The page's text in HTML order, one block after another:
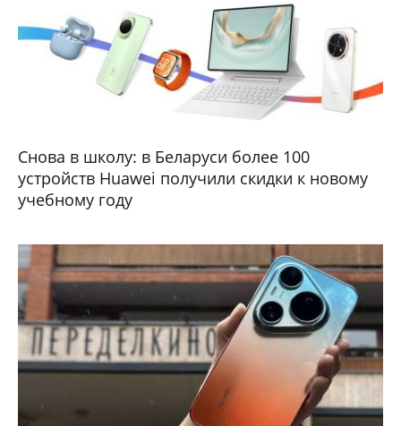
Снова в школу: в Беларуси более 100
устройств Huawei получили скидки к новому
учебному году